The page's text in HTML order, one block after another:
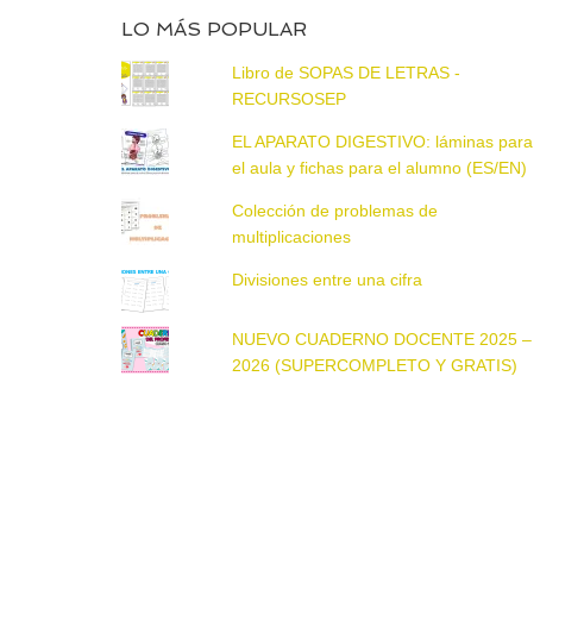
LO MÁS POPULAR
Libro de SOPAS DE LETRAS -
RECURSOSEP
EL APARATO DIGESTIVO: láminas para
el aula y fichas para el alumno (ES/EN)
Colección de problemas de
multiplicaciones
Divisiones entre una cifra
NUEVO CUADERNO DOCENTE 2025 –
2026 (SUPERCOMPLETO Y GRATIS)